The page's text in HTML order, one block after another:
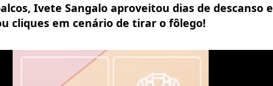
Ivete Sangalo aproveitou dias de descanso e
cliques em cenário de tirar o fôlego!